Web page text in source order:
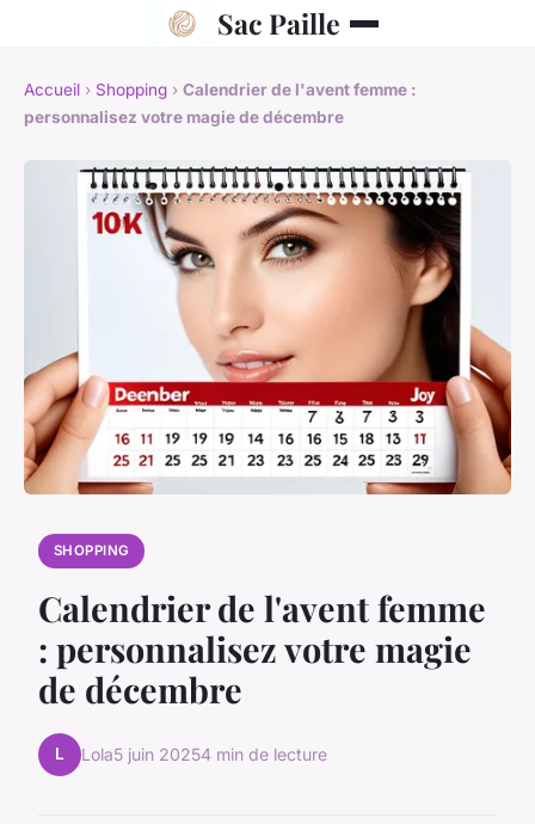
Sac Paille
Accueil › Shopping › Calendrier de l'avent femme :
personnalisez votre magie de décembre
SHOPPING
Calendrier de l'avent femme
: personnalisez votre magie
de décembre
L Lola5 juin 20254 min de lecture